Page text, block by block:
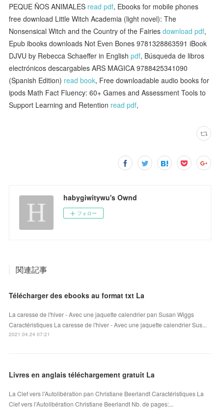
PEQUE ÑOS ANIMALES read pdf, Ebooks for mobile phones
free download Little Witch Academia (light novel): The
Nonsensical Witch and the Country of the Fairiesdownload pdf,
Epub ibooks downloads Not Even Bones 9781328863591 iBook
DJVU by Rebecca Schaeffer in Englishpdf, Búsqueda de libros
electrónicos descargables ARS MAGICA 9788425341090
(Spanish Edition) read book, Free downloadable audio books for
ipods Math Fact Fluency: 60+ Games and Assessment Tools to
Support Learning and Retention read pdf,
habygiwitywu's Ownd
フォロー
関連記事
Télécharger des ebooks au format txt La
La caresse de l'hiver - Avec une jaquette calendrier pan Susan Wiggs
Caractéristiques La caresse de l'hiver - Avec une jaquette calendrier Sus...
2021.04.24 07:21
Livres en anglais téléchargement gratuit La
La Clef vers l'Autolibération pan Christiane Beerlandt Caractéristiques La
Clef vers l'Autolibération Christiane Beerlandt Nb. de pages:...